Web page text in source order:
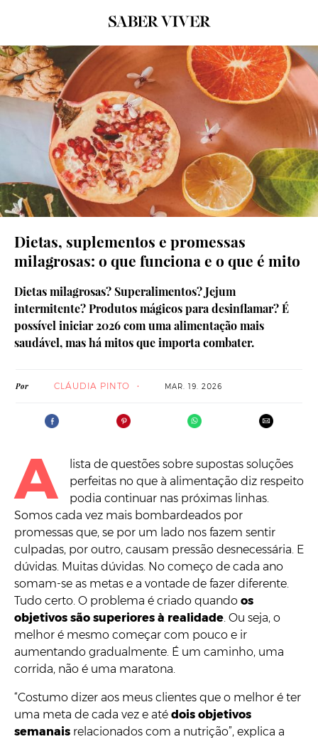
© Pexels
Dietas, suplementos e promessas
milagrosas: o que funciona e o que é mito
Dietas milagrosas? Superalimentos? Jejum
intermitente? Produtos mágicos para desinflamar? É
possível iniciar 2026 com uma alimentação mais
saudável, mas há mitos que importa combater.
Por CLÁUDIA PINTO MAR. 19. 2026
A
lista de questões sobre supostas soluções
perfeitas no que à alimentação diz respeito
podia continuar nas próximas linhas.
Somos cada vez mais bombardeados por
promessas que, se por um lado nos fazem sentir
culpadas, por outro, causam pressão desnecessária. E
dúvidas. Muitas dúvidas. No começo de cada ano
somam-se as metas e a vontade de fazer diferente.
Tudo certo. O problema é criado quando os
objetivos são superiores à realidade. Ou seja, o
melhor é mesmo começar com pouco e ir
aumentando gradualmente. É um caminho, uma
corrida, não é uma maratona.
“Costumo dizer aos meus clientes que o melhor é ter
uma meta de cada vez e até dois objetivos
semanais relacionados com a nutrição”, explica a